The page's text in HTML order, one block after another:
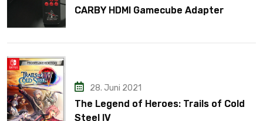
CARBY HDMI Gamecube Adapter
28. Juni 2021
The Legend of Heroes: Trails of Cold
Steel IV